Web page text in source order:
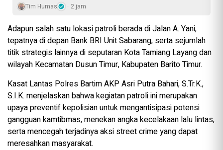
Tim Humas 2 jam
Adapun salah satu lokasi patroli berada di Jalan A. Yani,
tepatnya di depan Bank BRI Unit Sabarang, serta sejumlah
titik strategis lainnya di seputaran Kota Tamiang Layang dan
wilayah Kecamatan Dusun Timur, Kabupaten Barito Timur.
Kasat Lantas Polres Bartim AKP Asri Putra Bahari, S.Tr.K.,
S.I.K. menjelaskan bahwa kegiatan patroli ini merupakan
upaya preventif kepolisian untuk mengantisipasi potensi
gangguan kamtibmas, menekan angka kecelakaan lalu lintas,
serta mencegah terjadinya aksi street crime yang dapat
meresahkan masyarakat.